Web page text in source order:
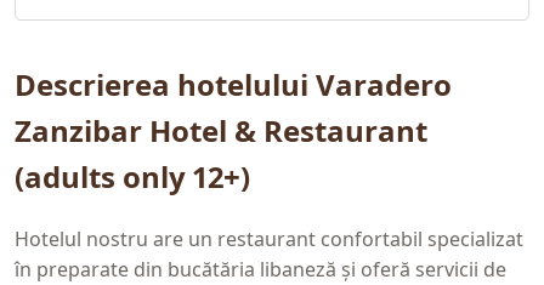
Descrierea hotelului Varadero
Zanzibar Hotel & Restaurant
(adults only 12+)
Hotelul nostru are un restaurant confortabil specializat
în preparate din bucătăria libaneză și oferă servicii de